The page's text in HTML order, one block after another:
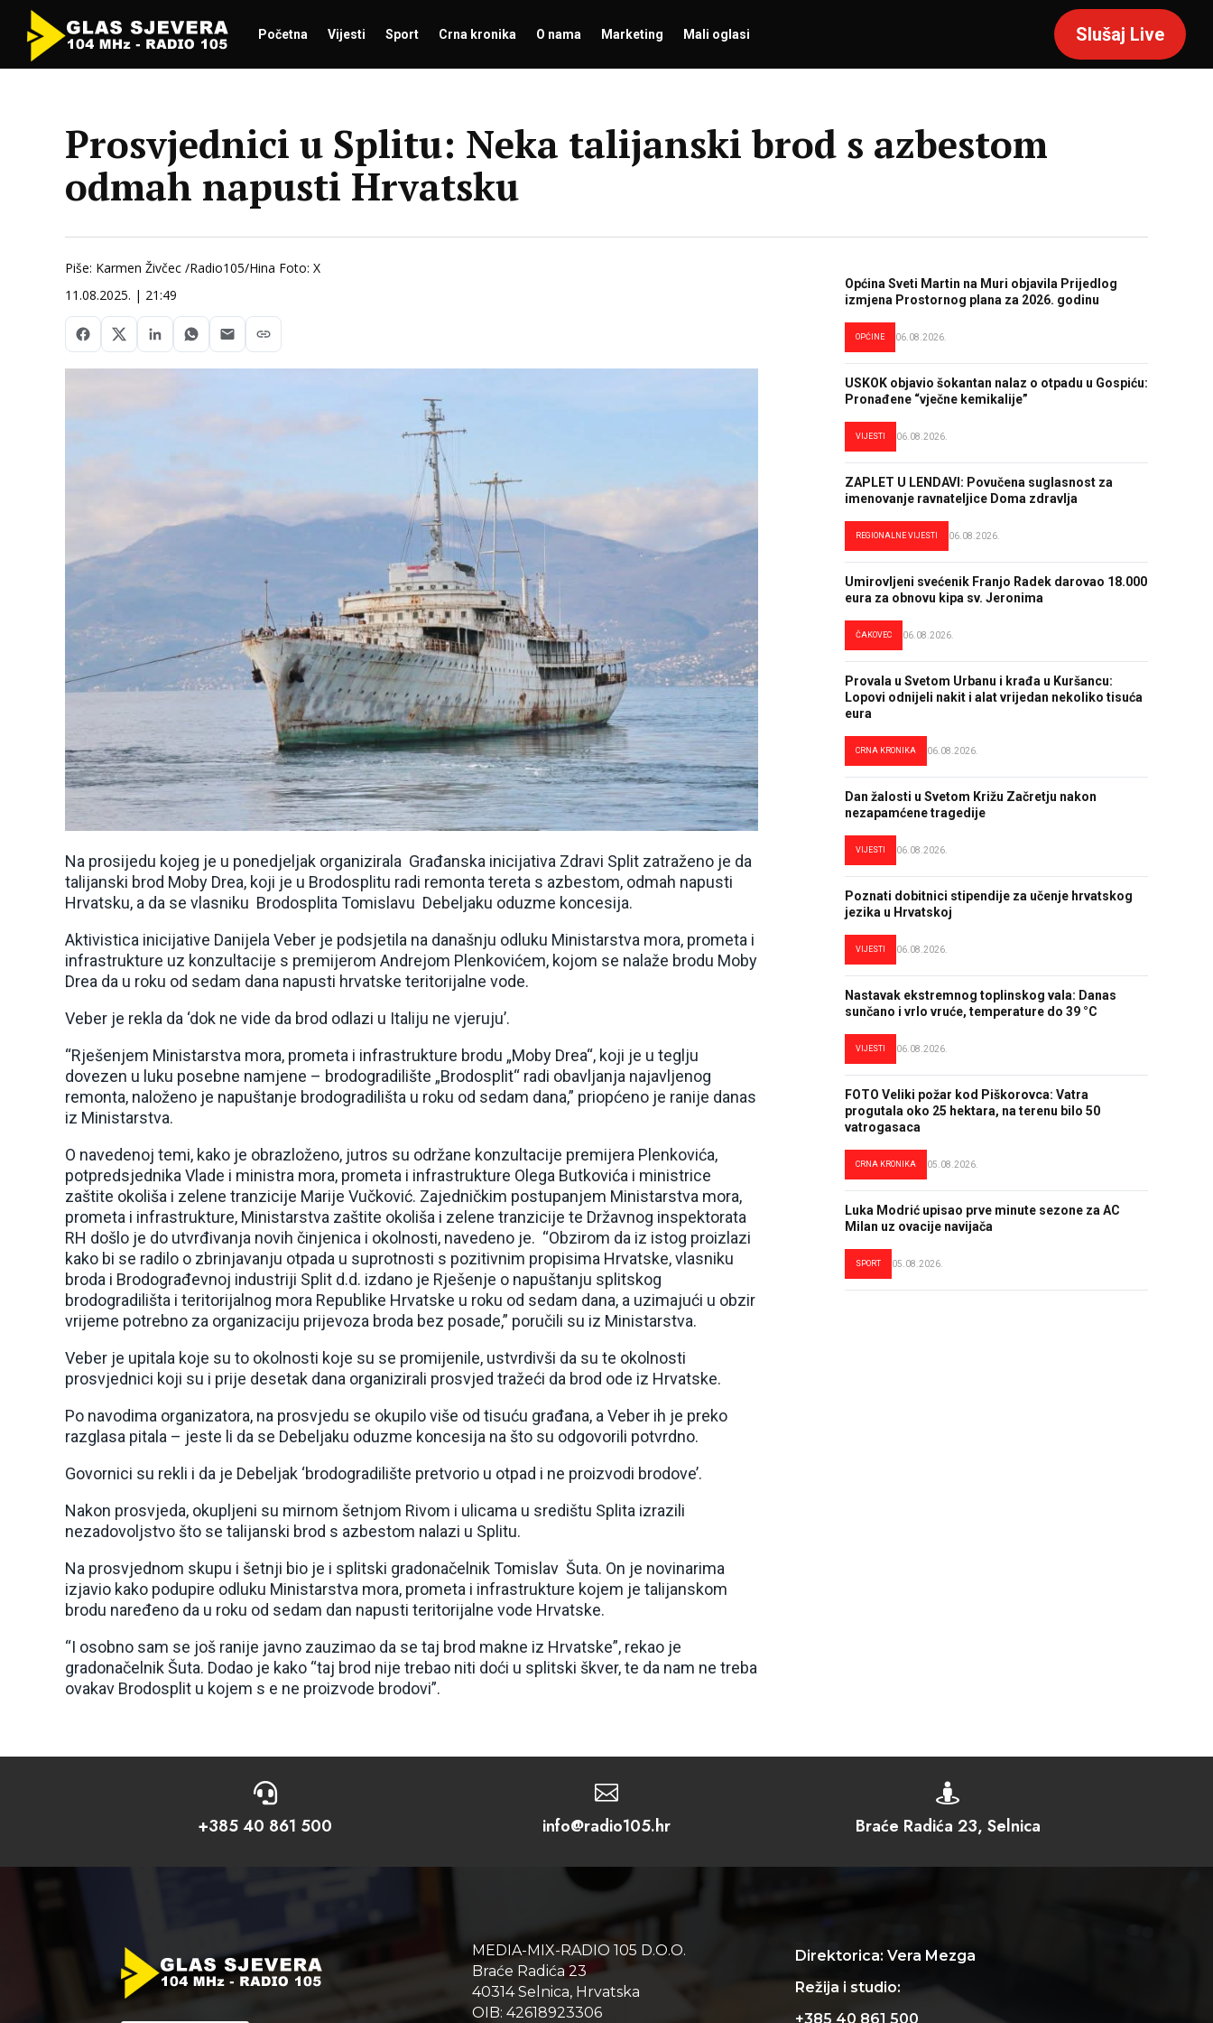
Početna Vijesti Sport Crna kronika O nama Marketing Mali oglasi Slušaj Live
Prosvjednici u Splitu: Neka talijanski brod s azbestom
odmah napusti Hrvatsku
Piše: Karmen Živčec /Radio105/Hina Foto: X
11.08.2025. | 21:49
Na prosijedu kojeg je u ponedjeljak organizirala Građanska inicijativa Zdravi Split zatraženo je da
talijanski brod Moby Drea, koji je u Brodosplitu radi remonta tereta s azbestom, odmah napusti
Hrvatsku, a da se vlasniku Brodosplita Tomislavu Debeljaku oduzme koncesija.
Aktivistica inicijative Danijela Veber je podsjetila na današnju odluku Ministarstva mora, prometa i
infrastrukture uz konzultacije s premijerom Andrejom Plenkovićem, kojom se nalaže brodu Moby
Drea da u roku od sedam dana napusti hrvatske teritorijalne vode.
Veber je rekla da ‘dok ne vide da brod odlazi u Italiju ne vjeruju’.
“Rješenjem Ministarstva mora, prometa i infrastrukture brodu „Moby Drea“, koji je u teglju
dovezen u luku posebne namjene – brodogradilište „Brodosplit“ radi obavljanja najavljenog
remonta, naloženo je napuštanje brodogradilišta u roku od sedam dana,” priopćeno je ranije danas
iz Ministarstva.
O navedenoj temi, kako je obrazloženo, jutros su održane konzultacije premijera Plenkovića,
potpredsjednika Vlade i ministra mora, prometa i infrastrukture Olega Butkovića i ministrice
zaštite okoliša i zelene tranzicije Marije Vučković. Zajedničkim postupanjem Ministarstva mora,
prometa i infrastrukture, Ministarstva zaštite okoliša i zelene tranzicije te Državnog inspektorata
RH došlo je do utvrđivanja novih činjenica i okolnosti, navedeno je. “Obzirom da iz istog proizlazi
kako bi se radilo o zbrinjavanju otpada u suprotnosti s pozitivnim propisima Hrvatske, vlasniku
broda i Brodograđevnoj industriji Split d.d. izdano je Rješenje o napuštanju splitskog
brodogradilišta i teritorijalnog mora Republike Hrvatske u roku od sedam dana, a uzimajući u obzir
vrijeme potrebno za organizaciju prijevoza broda bez posade,” poručili su iz Ministarstva.
Veber je upitala koje su to okolnosti koje su se promijenile, ustvrdivši da su te okolnosti
prosvjednici koji su i prije desetak dana organizirali prosvjed tražeći da brod ode iz Hrvatske.
Po navodima organizatora, na prosvjedu se okupilo više od tisuću građana, a Veber ih je preko
razglasa pitala – jeste li da se Debeljaku oduzme koncesija na što su odgovorili potvrdno.
Govornici su rekli i da je Debeljak ‘brodogradilište pretvorio u otpad i ne proizvodi brodove’.
Nakon prosvjeda, okupljeni su mirnom šetnjom Rivom i ulicama u središtu Splita izrazili
nezadovoljstvo što se talijanski brod s azbestom nalazi u Splitu.
Na prosvjednom skupu i šetnji bio je i splitski gradonačelnik Tomislav Šuta. On je novinarima
izjavio kako podupire odluku Ministarstva mora, prometa i infrastrukture kojem je talijanskom
brodu naređeno da u roku od sedam dan napusti teritorijalne vode Hrvatske.
“I osobno sam se još ranije javno zauzimao da se taj brod makne iz Hrvatske”, rekao je
gradonačelnik Šuta. Dodao je kako “taj brod nije trebao niti doći u splitski škver, te da nam ne treba
ovakav Brodosplit u kojem s e ne proizvode brodovi”.
Općina Sveti Martin na Muri objavila Prijedlog
izmjena Prostornog plana za 2026. godinu
OPĆINE 06.08.2026.
USKOK objavio šokantan nalaz o otpadu u Gospiću:
Pronađene “vječne kemikalije”
VIJESTI 06.08.2026.
ZAPLET U LENDAVI: Povučena suglasnost za
imenovanje ravnateljice Doma zdravlja
REGIONALNE VIJESTI 06.08.2026.
Umirovljeni svećenik Franjo Radek darovao 18.000
eura za obnovu kipa sv. Jeronima
ČAKOVEC 06.08.2026.
Provala u Svetom Urbanu i krađa u Kuršancu:
Lopovi odnijeli nakit i alat vrijedan nekoliko tisuća
eura
CRNA KRONIKA 06.08.2026.
Dan žalosti u Svetom Križu Začretju nakon
nezapamćene tragedije
VIJESTI 06.08.2026.
Poznati dobitnici stipendije za učenje hrvatskog
jezika u Hrvatskoj
VIJESTI 06.08.2026.
Nastavak ekstremnog toplinskog vala: Danas
sunčano i vrlo vruće, temperature do 39 °C
VIJESTI 06.08.2026.
FOTO Veliki požar kod Piškorovca: Vatra
progutala oko 25 hektara, na terenu bilo 50
vatrogasaca
CRNA KRONIKA 05.08.2026.
Luka Modrić upisao prve minute sezone za AC
Milan uz ovacije navijača
SPORT 05.08.2026.

+385 40 861 500

info@radio105.hr

Braće Radića 23, Selnica
MEDIA-MIX-RADIO 105 D.O.O.
Braće Radića 23
40314 Selnica, Hrvatska
OIB: 42618923306
Direktorica: Vera Mezga
Režija i studio:
+385 40 861 500